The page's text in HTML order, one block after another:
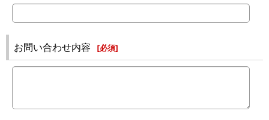
お問い合わせ内容 [必須]